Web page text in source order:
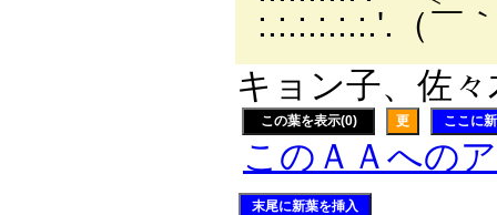
キョン子、佐
この葉を表示(0) 更 ここに
このＡＡへの
末尾に新葉を挿入